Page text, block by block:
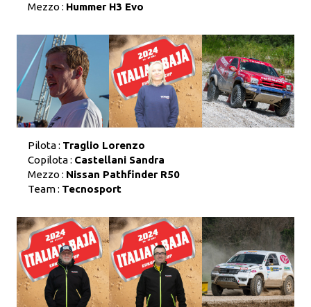
Mezzo : Hummer H3 Evo
Pilota : Traglio Lorenzo
Copilota : Castellani Sandra
Mezzo : Nissan Pathfinder R50
Team : Tecnosport